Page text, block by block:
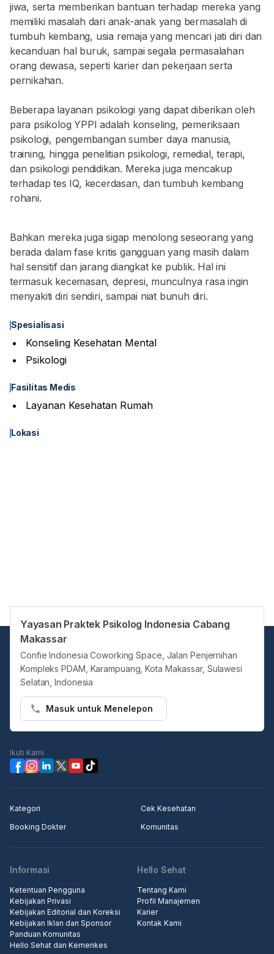
jiwa, serta memberikan bantuan terhadap mereka yang
memiliki masalah dari anak-anak yang bermasalah di
tumbuh kembang, usia remaja yang mencari jati diri dan
kecanduan hal buruk, sampai segala permasalahan
orang dewasa, seperti karier dan pekerjaan serta
pernikahan.
Beberapa layanan psikologi yang dapat diberikan oleh
para psikolog YPPI adalah konseling, pemeriksaan
psikologi, pengembangan sumber daya manusia,
training, hingga penelitian psikologi, remedial, terapi,
dan psikologi pendidikan. Mereka juga mencakup
terhadap tes IQ, kecerdasan, dan tumbuh kembang
rohani.
Bahkan mereka juga sigap menolong seseorang yang
berada dalam fase kritis gangguan yang masih dalam
hal sensitif dan jarang diangkat ke publik. Hal ini
termasuk kecemasan, depresi, munculnya rasa ingin
menyakiti diri sendiri, sampai niat bunuh diri.
Spesialisasi
Konseling Kesehatan Mental
Psikologi
Fasilitas Medis
Layanan Kesehatan Rumah
Lokasi
Yayasan Praktek Psikolog Indonesia Cabang
Makassar
Confie Indonesia Coworking Space, Jalan Penjernihan
Kompleks PDAM, Karampuang, Kota Makassar, Sulawesi
Selatan, Indonesia
Masuk untuk Menelepon
Hello Sehat ingin menjadi sumber informasi Anda dalam membuat
keputusan kesehatan dan agar Anda bisa selalu hidup sehat dan
bahagia.
Ikuti Kami
Kategori
Cek Kesehatan
Booking Dokter
Komunitas
Informasi
Ketentuan Pengguna
Kebijakan Privasi
Kebijakan Editorial dan Koreksi
Kebijakan Iklan dan Sponsor
Panduan Komunitas
Hello Sehat dan Kemenkes
Hello Sehat
Tentang Kami
Profil Manajemen
Karier
Kontak Kami